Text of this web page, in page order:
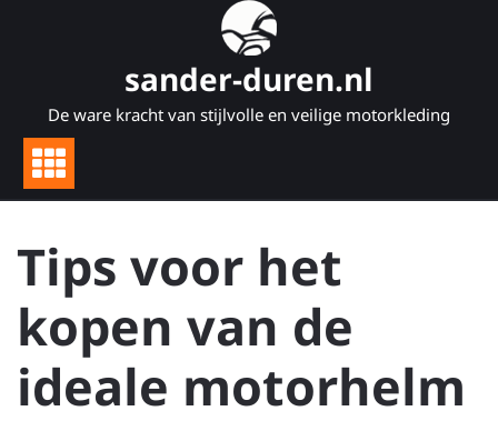
sander-duren.nl
De ware kracht van stijlvolle en veilige motorkleding
Tips voor het
kopen van de
ideale motorhelm